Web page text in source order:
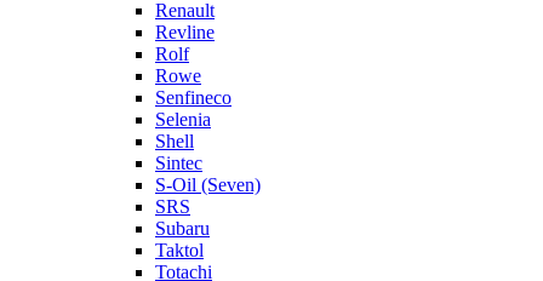
Renault
Revline
Rolf
Rowe
Senfineco
Selenia
Shell
Sintec
S-Oil (Seven)
SRS
Subaru
Taktol
Totachi